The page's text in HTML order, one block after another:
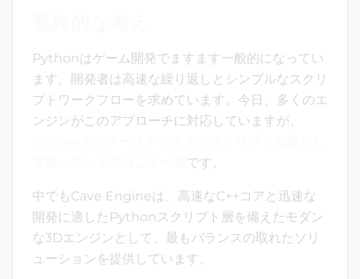
Pythonはゲーム開発でますます一般的になってい
ます。開発者は高速な繰り返しとシンプルなスクリ
プトワークフローを求めています。今日、多くのエ
ンジンがこのアプローチに対応していますが、
です。
中でもCave Engineは、高速なC++コアと迅速な
開発に適したPythonスクリプト層を備えたモダン
な3Dエンジンとして、最もバランスの取れたソリ
ューションを提供しています。